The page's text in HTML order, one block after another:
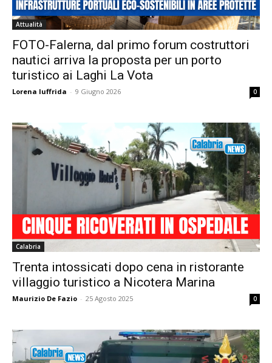
Attualità
FOTO-Falerna, dal primo forum costruttori
nautici arriva la proposta per un porto
turistico ai Laghi La Vota
Lorena Iuffrida - 9 Giugno 2026 0
Calabria
Trenta intossicati dopo cena in ristorante
villaggio turistico a Nicotera Marina
Maurizio De Fazio - 25 Agosto 2025 0